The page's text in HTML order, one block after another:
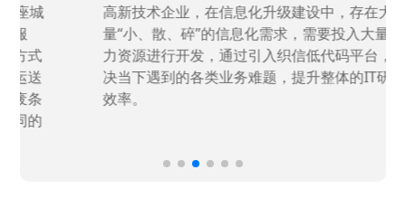
高新技术企业，在信息化升级建设中，存在大
量“小、散、碎”的信息化需求，需要投入大量人
力资源进行开发，通过引入织信低代码平台，解
决当下遇到的各类业务难题，提升整体的IT研发